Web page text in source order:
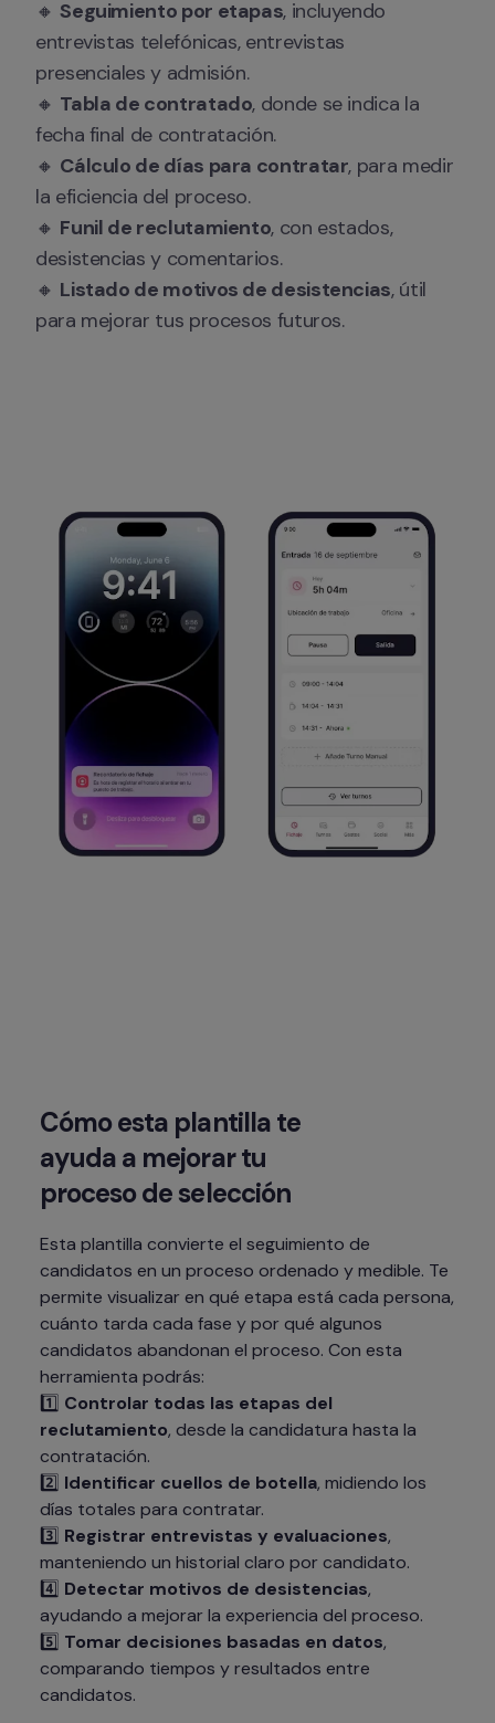
🔸 Seguimiento por etapas, incluyendo
entrevistas telefónicas, entrevistas
presenciales y admisión.
🔸 Tabla de contratado, donde se indica la
fecha final de contratación.
🔸 Cálculo de días para contratar, para medir
la eficiencia del proceso.
🔸 Funil de reclutamiento, con estados,
desistencias y comentarios.
🔸 Listado de motivos de desistencias, útil
para mejorar tus procesos futuros.
Cómo esta plantilla te
ayuda a mejorar tu
proceso de selección
Esta plantilla convierte el seguimiento de
candidatos en un proceso ordenado y medible. Te
permite visualizar en qué etapa está cada persona,
cuánto tarda cada fase y por qué algunos
candidatos abandonan el proceso. Con esta
herramienta podrás:
1️⃣ Controlar todas las etapas del
reclutamiento, desde la candidatura hasta la
contratación.
2️⃣ Identificar cuellos de botella, midiendo los
días totales para contratar.
3️⃣ Registrar entrevistas y evaluaciones,
manteniendo un historial claro por candidato.
4️⃣ Detectar motivos de desistencias,
ayudando a mejorar la experiencia del proceso.
5️⃣ Tomar decisiones basadas en datos,
comparando tiempos y resultados entre
candidatos.